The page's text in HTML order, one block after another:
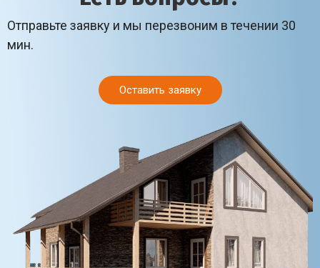
Отправьте заявку и мы перезвоним в течении 30
мин.
Оставить заявку